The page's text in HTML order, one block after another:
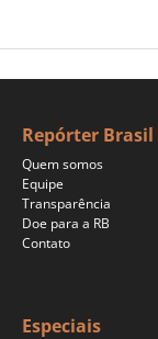
Repórter Brasil
Quem somos
Equipe
Transparência
Doe para a RB
Contato
Especiais